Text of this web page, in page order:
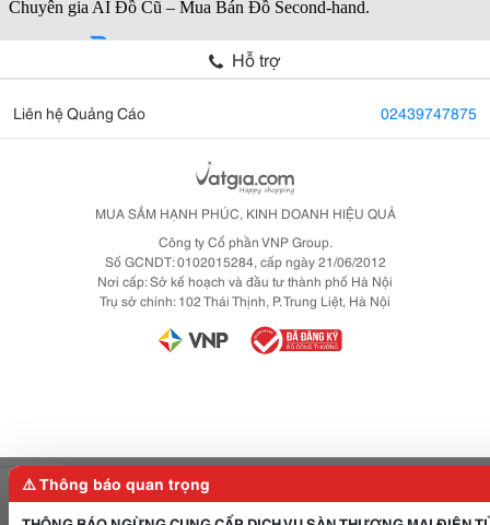
Gọi điện Gửi tin nhắn
Hỗ trợ
Liên hệ Quảng Cáo 02439747875
MUA SẮM HẠNH PHÚC, KINH DOANH HIỆU QUẢ
Công ty Cổ phần VNP Group.
Số GCNDT: 0102015284, cấp ngày 21/06/2012
Nơi cấp: Sở kế hoạch và đầu tư thành phố Hà Nội
Trụ sở chính: 102 Thái Thịnh, P. Trung Liệt, Hà Nội
⚠️ Thông báo quan trọng